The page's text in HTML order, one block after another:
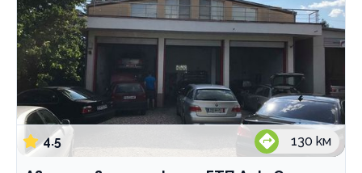
4.5 130 км